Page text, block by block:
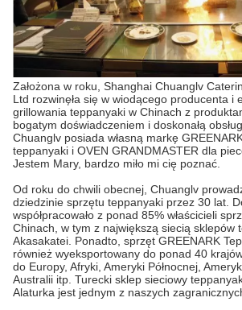
Założona w roku, Shanghai Chuanglv
Ltd rozwinęła się w wiodącego producenta i
grillowania teppanyaki w Chinach z
bogatym doświadczeniem i doskonałą
Chuanglv posiada własną markę
teppanyaki i OVEN GRANDMASTER dla
Jestem Mary, bardzo miło mi cię poznać.
Od roku do chwili obecnej, Chuanglv
dziedzinie sprzętu teppanyaki przez 30 lat.
współpracowało z ponad 85% właścicieli
Chinach, w tym z największą siecią sklepów
Akasakatei. Ponadto, sprzęt GREENARK
również wyeksportowany do ponad 40
do Europy, Afryki, Ameryki Północnej,
Australii itp. Turecki sklep sieciowy
Alaturka jest jednym z naszych